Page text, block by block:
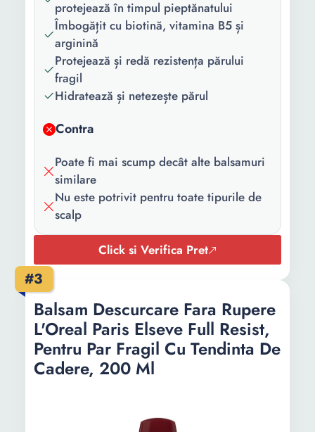
Proprietati:
Proteine
Numar
bucati/set:
Continut
pachet:
Cantitate:
protejează în timpul pieptănatului
Îmbogățit cu biotină, vitamina B5 și
arginină
Protejează și redă rezistența părului
fragil
Hidratează și netezește părul
Contra
Poate fi mai scump decât alte balsamuri
similare
Nu este potrivit pentru toate tipurile de
scalp
Click si Verifica Pret
#3
Balsam Descurcare Fara Rupere
L'Oreal Paris Elseve Full Resist,
Pentru Par Fragil Cu Tendinta De
Cadere, 200 Ml